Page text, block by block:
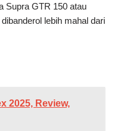
Supra GTR 150 atau
lebih mahal dari
2025, Review,